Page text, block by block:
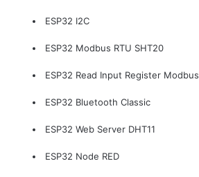
ESP32 I2C
ESP32 Modbus RTU SHT20
ESP32 Read Input Register Modbus
ESP32 Bluetooth Classic
ESP32 Web Server DHT11
ESP32 Node RED